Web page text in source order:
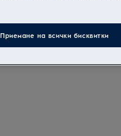
Приемане на всички бисквитки